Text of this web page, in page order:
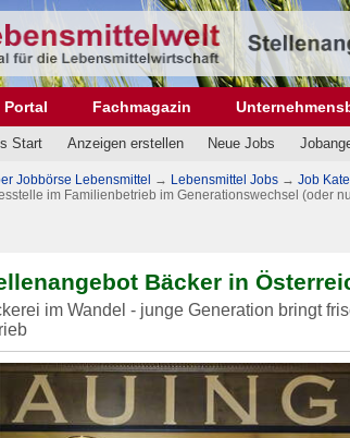
Portal Fachmagazin
Start Anzeigen erstellen Neue Jobs
Jobbörse Lebensmittel → Lebensmittel Jobs → Job
im Familienbetrieb im Generationswechsel (oder
Bäcker in
im Wandel - junge Generation bringt